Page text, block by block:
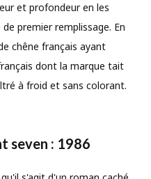
et profondeur en les
premier remplissage. En
chêne français ayant
dont la marque tait
à froid et sans colorant.
seven : 1986